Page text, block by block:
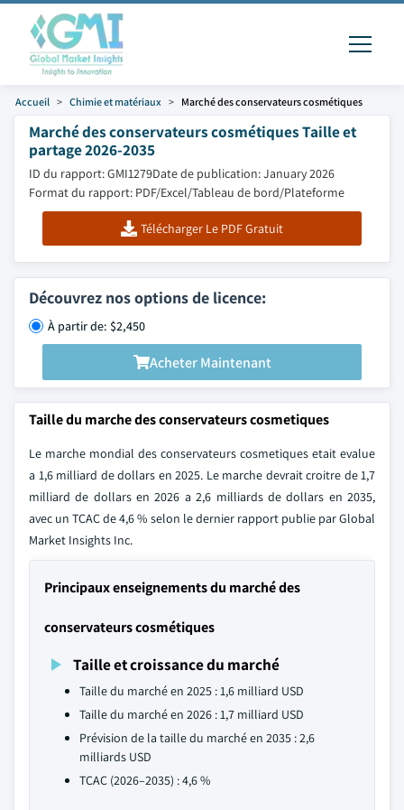
Accueil Chimie et matériaux Marché des conservateurs cosmétiques
Marché des conservateurs cosmétiques Taille et
partage 2026-2035
ID du rapport: GMI1279Date de publication: January 2026
Format du rapport: PDF/Excel/Tableau de bord/Plateforme
Télécharger Le PDF Gratuit
Découvrez nos options de licence:
À partir de: $2,450
Acheter Maintenant
Taille du marche des conservateurs cosmetiques
Le marche mondial des conservateurs cosmetiques etait evalue
a 1,6 milliard de dollars en 2025. Le marche devrait croitre de 1,7
milliard de dollars en 2026 a 2,6 milliards de dollars en 2035,
avec un TCAC de 4,6 % selon le dernier rapport publie par Global
Market Insights Inc.
Principaux enseignements du marché des
conservateurs cosmétiques
Taille et croissance du marché
Taille du marché en 2025 : 1,6 milliard USD
Taille du marché en 2026 : 1,7 milliard USD
Prévision de la taille du marché en 2035 : 2,6
milliards USD
TCAC (2026–2035) : 4,6 %